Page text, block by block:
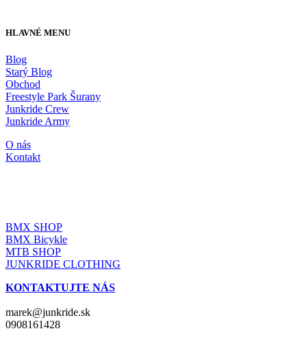
HLAVNÉ MENU
Blog
Starý Blog
Obchod
Freestyle Park Šurany
Junkride Crew
Junkride Army
O nás
Kontakt
BMX SHOP
BMX Bicykle
MTB SHOP
JUNKRIDE CLOTHING
KONTAKTUJTE NÁS
marek@junkride.sk
0908161428